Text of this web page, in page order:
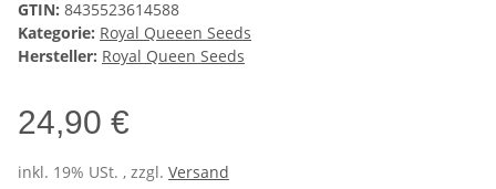
GTIN: 8435523614588
Kategorie: Royal Queeen Seeds
Hersteller: Royal Queen Seeds
24,90 €
inkl. 19% USt. , zzgl. Versand